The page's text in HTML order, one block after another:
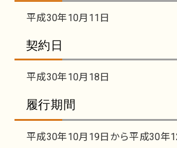
平成30年10月11日
契約日
平成30年10月18日
履行期間
平成30年10月19日から平成30年